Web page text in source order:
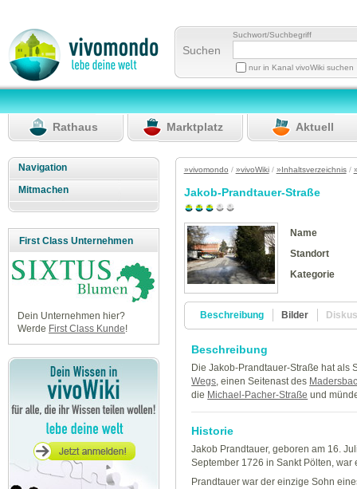
Suchen
Suchwort/Suchbegriff
nur in Kanal vivoWiki suchen
Rathaus Marktplatz Aktuell
Navigation
Mitmachen
First Class Unternehmen
Dein Unternehmen hier?
Werde First Class Kunde!
»vivomondo / »vivoWiki/ »Inhaltsverzeichnis/
Jakob-Prandtauer-Straße
Name
Standort
Kategorie
Beschreibung Bilder
Beschreibung
Die Jakob-Prandtauer-Straße hat als
Wegs , einen Seitenast des
die Michael-Pacher-Straße und
Historie
Jakob Prandtauer, geboren am 16.
September 1726 in Sankt Pölten,
Prandtauer war der einzige Sohn